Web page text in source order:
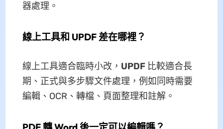
器處理。
線上工具和 UPDF 差在哪裡？
線上工具適合臨時小改， UPDF比較適合長
期、正式與多步驟文件處理，例如同時需要
編輯、OCR、轉檔、頁面整理和註解。